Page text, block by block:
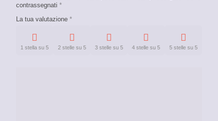
contrassegnati *
La tua valutazione *
1 stella su 5 2 stelle su 5 3 stelle su 5 4 stelle su 5 5 stelle su 5